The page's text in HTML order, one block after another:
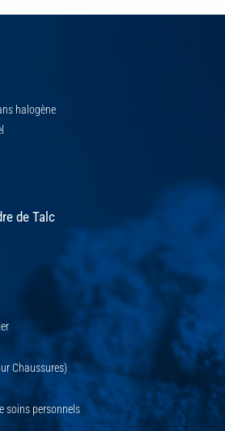
halogène
de Talc
Chaussures)
soins personnels